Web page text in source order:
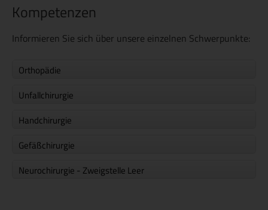
Kompetenzen
Informieren Sie sich über unsere einzelnen Schwerpunkte:
Orthopädie
Unfallchirurgie
Handchirurgie
Gefäßchirurgie
Neurochirurgie - Zweigstelle Leer